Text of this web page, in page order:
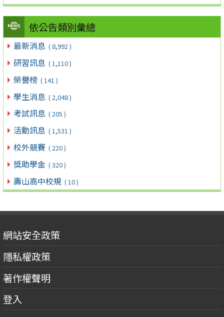
依公告類別彙總
最新消息 ( 8,992 )
研習訊息 ( 1,110 )
榮譽榜 ( 141 )
學生消息 ( 2,048 )
考試訊息 ( 205 )
活動訊息 ( 1,531 )
校外競賽 ( 220 )
獎助學金 ( 320 )
壽山高中校規 ( 10 )
網站安全政策
隱私權政策
著作權聲明
登入